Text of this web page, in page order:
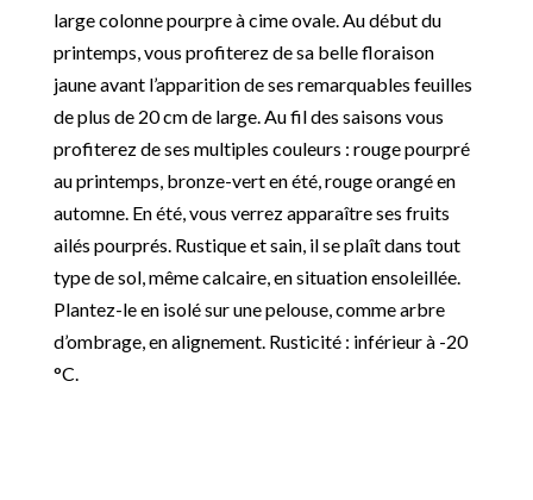
large colonne pourpre à cime ovale. Au début du
printemps, vous profiterez de sa belle floraison
jaune avant l’apparition de ses remarquables feuilles
de plus de 20 cm de large. Au fil des saisons vous
profiterez de ses multiples couleurs : rouge pourpré
au printemps, bronze-vert en été, rouge orangé en
automne. En été, vous verrez apparaître ses fruits
ailés pourprés. Rustique et sain, il se plaît dans tout
type de sol, même calcaire, en situation ensoleillée.
Plantez-le en isolé sur une pelouse, comme arbre
d’ombrage, en alignement. Rusticité : inférieur à -20
°C.